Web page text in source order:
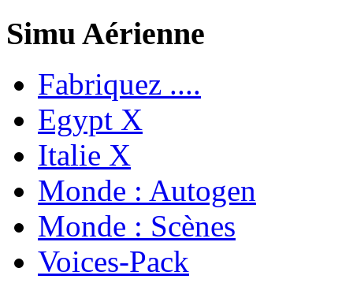
Simu Aérienne
Fabriquez ....
Egypt X
Italie X
Monde : Autogen
Monde : Scènes
Voices-Pack